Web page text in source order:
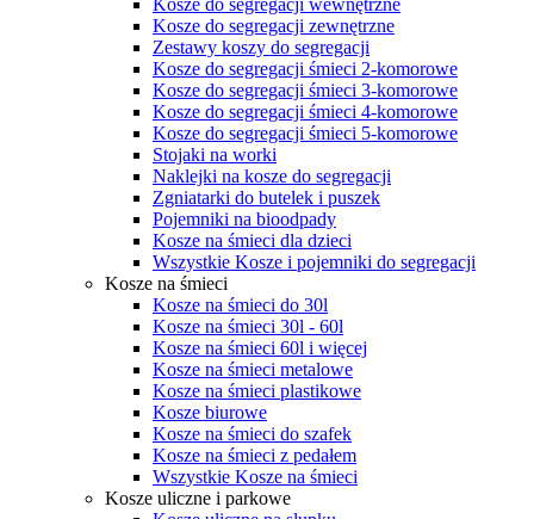
Kosze do segregacji wewnętrzne
Kosze do segregacji zewnętrzne
Zestawy koszy do segregacji
Kosze do segregacji śmieci 2-komorowe
Kosze do segregacji śmieci 3-komorowe
Kosze do segregacji śmieci 4-komorowe
Kosze do segregacji śmieci 5-komorowe
Stojaki na worki
Naklejki na kosze do segregacji
Zgniatarki do butelek i puszek
Pojemniki na bioodpady
Kosze na śmieci dla dzieci
Wszystkie Kosze i pojemniki do segregacji
Kosze na śmieci
Kosze na śmieci do 30l
Kosze na śmieci 30l - 60l
Kosze na śmieci 60l i więcej
Kosze na śmieci metalowe
Kosze na śmieci plastikowe
Kosze biurowe
Kosze na śmieci do szafek
Kosze na śmieci z pedałem
Wszystkie Kosze na śmieci
Kosze uliczne i parkowe